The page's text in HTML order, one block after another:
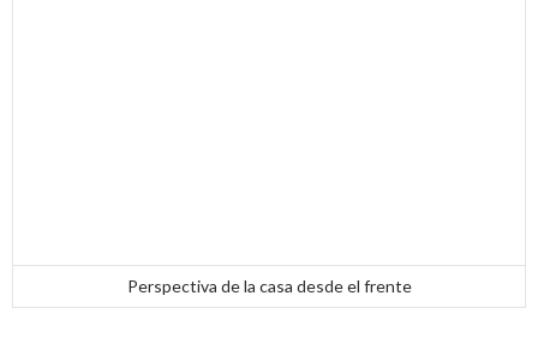
Perspectiva de la casa desde el frente